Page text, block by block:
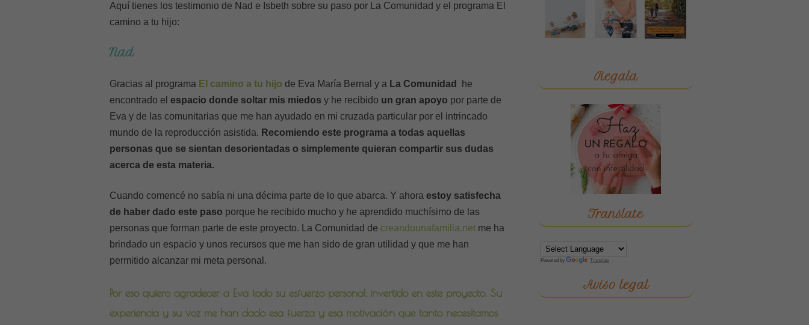
Aquí tienes los testimonio de Nad e Isbeth sobre su paso por La Comunidad y el programa El
camino a tu hijo:
Nad
Gracias al programa El camino a tu hijo de Eva María Bernal y a La Comunidad
he
encontrado el espacio donde soltar mis miedos y he recibido un gran apoyo por parte de
Eva y de las comunitarias que me han ayudado en mi cruzada particular por el intrincado
mundo de la reproducción asistida. Recomiendo este programa a todas aquellas
personas que se sientan desorientadas o simplemente quieran compartir sus dudas
acerca de esta materia.
Cuando comencé no sabía ni una décima parte de lo que abarca. Y ahora estoy satisfecha
de haber dado este paso porque he recibido mucho y he aprendido muchísimo de las
personas que forman parte de este proyecto. La Comunidad de creandounafamilia.net me ha
brindado un espacio y unos recursos que me han sido de gran utilidad y que me han
permitido alcanzar mi meta personal.
Por eso quiero agradecer a Eva todo su esfuerzo personal invertido en este proyecto. Su
experiencia y su voz me han dado esa fuerza y esa motivación que tanto necesitamos
Regala
Translate
Powered by Translate
Aviso legal